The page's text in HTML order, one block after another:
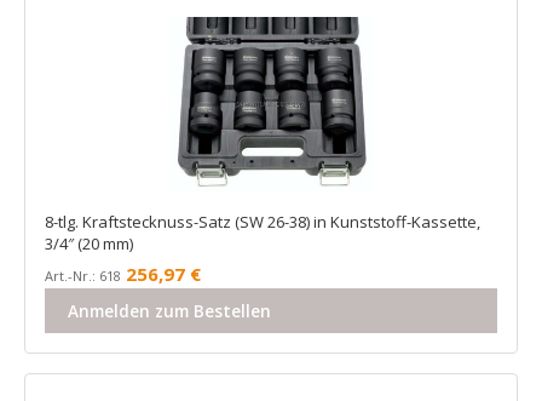
8-tlg. Kraftstecknuss-Satz (SW 26-38) in Kunststoff-Kassette,
3/4″ (20 mm)
Art.-Nr.: 618 256,97 €
Anmelden zum Bestellen